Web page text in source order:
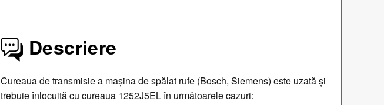
Descriere
Cureaua de transmisie a mașina de spălat rufe (Bosch, Siemens) este uzată și
trebuie înlocuită cu cureaua 1252J5EL în următoarele cazuri: